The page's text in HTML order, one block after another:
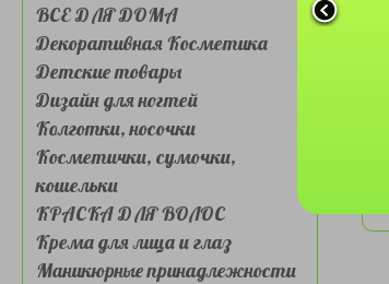
ВСЕ ДЛЯ ДОМА
Декоративная Косметика
Детские товары
Дизайн для ногтей
Колготки, носочки
Косметички, сумочки,
кошельки
КРАСКА ДЛЯ ВОЛОС
Крема для лица и глаз
Маникюрные принадлежности